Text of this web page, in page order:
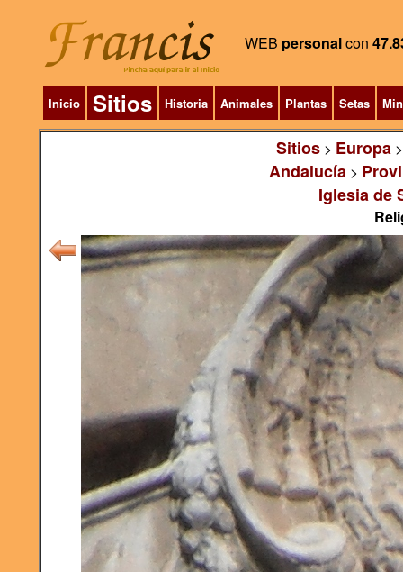
WEB personalcon
Inicio Sitios Historia Animales Plantas Setas
Sitios> Europa
Andalucía>
Iglesia de